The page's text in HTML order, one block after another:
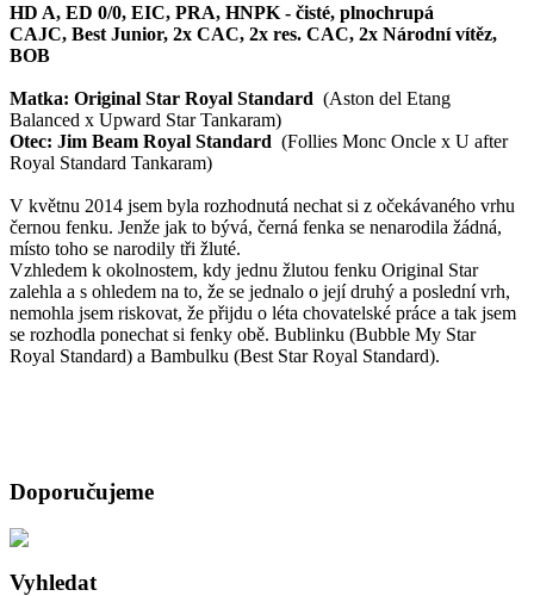
HD A, ED 0/0, EIC, PRA, HNPK - čisté, plnochrupá
CAJC, Best Junior, 2x CAC, 2x res. CAC, 2x Národní vítěz,
BOB
Matka: Original Star Royal Standard (Aston del Etang
Balanced x Upward Star Tankaram)
Otec: Jim Beam Royal Standard (Follies Monc Oncle x U after
Royal Standard Tankaram)
V květnu 2014 jsem byla rozhodnutá nechat si z očekávaného vrhu
černou fenku. Jenže jak to bývá, černá fenka se nenarodila žádná,
místo toho se narodily tři žluté.
Vzhledem k okolnostem, kdy jednu žlutou fenku Original Star
zalehla a s ohledem na to, že se jednalo o její druhý a poslední vrh,
nemohla jsem riskovat, že přijdu o léta chovatelské práce a tak jsem
se rozhodla ponechat si fenky obě. Bublinku (Bubble My Star
Royal Standard) a Bambulku (Best Star Royal Standard).
Doporučujeme
Vyhledat